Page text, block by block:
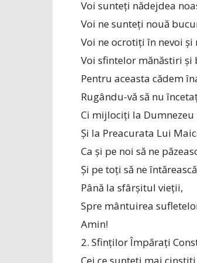
Voi sunteți nădejdea
Voi ne sunteți nouă
Voi ne ocrotiți în nevoi și
Voi sfintelor mănăstiri
Pentru aceasta cădem
Rugându-vă să nu
Ci mijlociți la Dumnezeu
Și la Preacurata Lui
Ca și pe noi să ne
Și pe toți să ne
Până la sfârșitul vieții,
Spre mântuirea
Amin!
2. Sfinților Împărați